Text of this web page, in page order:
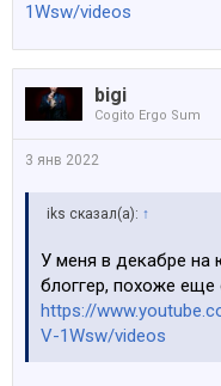
1Wsw/videos
bigi
Cogito Ergo Sum
3 янв 2022
iks сказал(а): ↑
У меня в декабре на
блоггер, похоже
https://
V-1Wsw/videos